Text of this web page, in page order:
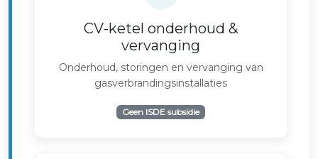
CV-ketel onderhoud &
vervanging
Onderhoud, storingen en vervanging van
gasverbrandingsinstallaties
Geen ISDE subsidie